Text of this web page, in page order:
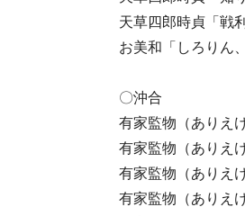
天草四郎時貞「戦
お美和「しろりん
〇沖合
有家監物（ありえ
有家監物（ありえ
有家監物（ありえ
有家監物（ありえ